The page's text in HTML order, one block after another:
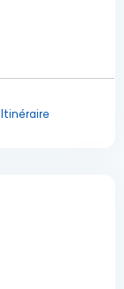
Itinéraire